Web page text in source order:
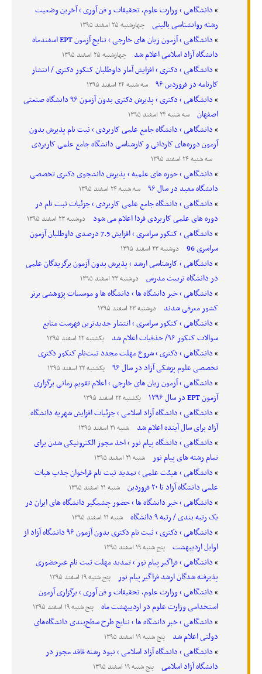
دانشگاهی › وزارت علوم، تحقیقات و فن آوری › آخرین وضعیت
رشته روانشناسی بالینی
چهارشنبه ۲۵ اسفند ۱۳۹۵
دانشگاهی › آزمون زبان های خارجی › نتایج آزمون EPT اسفندماه
دانشگاه آزاد اسلامی اعلام شد
چهارشنبه ۲۵ اسفند ۱۳۹۵
دانشگاهی › دکتری › افزایش آمار داوطلبان کنکور دکتری / انتشار
کارنامه در فروردین ۹۶
سه شنبه ۲۴ اسفند ۱۳۹۵
دانشگاهی › دکتری › پذیرش دکتری بدون آزمون ۹۶ دانشگاه صنعتی
اصفهان
سه شنبه ۲۴ اسفند ۱۳۹۵
دانشگاهی › دانشگاه جامع علمی کاربردی › ثبت نام پذیرش بدون
آزمون دوره‌های کاردانی و کارشناسی دانشگاه جامع علمی کاربردی
سه شنبه ۲۴ اسفند ۱۳۹۵
دانشگاهی › حوزه های علمیه › پذیرش دانشجوی دکتری تخصصی
دانشگاه مفید در سال ۹۶
سه شنبه ۲۴ اسفند ۱۳۹۵
دانشگاهی › دانشگاه جامع علمی کاربردی › جزئیات ثبت نام در
دوره های علمی کاربردی فردا اعلام می شود
دوشنبه ۲۳ اسفند ۱۳۹۵
دانشگاهی › کنکور سراسری › افزایش 7.5 درصدی داوطلبان آزمون
سراسری 96
دوشنبه ۲۳ اسفند ۱۳۹۵
دانشگاهی › کارشناسی ارشد › پذیرش بدون آزمون برگزیدگان علمی
در دانشگاه تربیت مدرس
دوشنبه ۲۳ اسفند ۱۳۹۵
دانشگاهی › خبر دانشگاه ها › دانشگاه ها و موسسات پژوهشی برتر
کشور معرفی شدند
دوشنبه ۲۳ اسفند ۱۳۹۵
دانشگاهی › کنکور سراسری › انتشار جدیدترین فهرست منابع
سوالات کنکور ۹۶/ حذفیات اعلام شد
یکشنبه ۲۲ اسفند ۱۳۹۵
دانشگاهی › دکتری › شروع مهلت مجدد ثبت‌نام کنکور دکتری
تخصصی علوم پزشکی آزاد در سال ۹۶
یکشنبه ۲۲ اسفند ۱۳۹۵
دانشگاهی › آزمون زبان های خارجی › اعلام تقویم زمانی برگزاری
آزمون‌ EPT در سال ۱۳۹۶
یکشنبه ۲۲ اسفند ۱۳۹۵
دانشگاهی › دانشگاه آزاد اسلامی › جزئیات افزایش شهریه دانشگاه
آزاد برای سال آینده اعلام شد
شنبه ۲۱ اسفند ۱۳۹۵
دانشگاهی › دانشگاه پیام نور › اخذ مجوز الکترونیکی شدن برای
تمام رشته های پیام نور
شنبه ۲۱ اسفند ۱۳۹۵
دانشگاهی › هیئت علمی › تمدید ثبت نام فراخوان جذب هیات
علمی دانشگاه آزاد تا ۲۰ فروردین
شنبه ۲۱ اسفند ۱۳۹۵
دانشگاهی › خبر دانشگاه ها › حضور چشمگیر دانشگاه های ایران در
یک رتبه بندی / رتبه ۹ دانشگاه
شنبه ۲۱ اسفند ۱۳۹۵
دانشگاهی › دکتری › ثبت نام دکتری بدون آزمون ۹۶ دانشگاه آزاد از
اوایل اردیبهشت
پنج شنبه ۱۹ اسفند ۱۳۹۵
دانشگاهی › فراگیر پیام نور › تمدید مهلت ثبت نام غیرحضوری
پذیرفته شدگان ارشد فراگیر پیام نور
پنج شنبه ۱۹ اسفند ۱۳۹۵
دانشگاهی › وزارت علوم، تحقیقات و فن آوری › برگزاری آزمون
استخدامی وزارت علوم در اردیبهشت ماه
پنج شنبه ۱۹ اسفند ۱۳۹۵
دانشگاهی › خبر دانشگاه ها › نتایج طرح سطح‌بندی دانشگاه‌های
دولتی اعلام شد
پنج شنبه ۱۹ اسفند ۱۳۹۵
دانشگاهی › دانشگاه آزاد اسلامی › نبود رشته فاقد مجوز در
دانشگاه آزاد اسلامی
پنج شنبه ۱۹ اسفند ۱۳۹۵